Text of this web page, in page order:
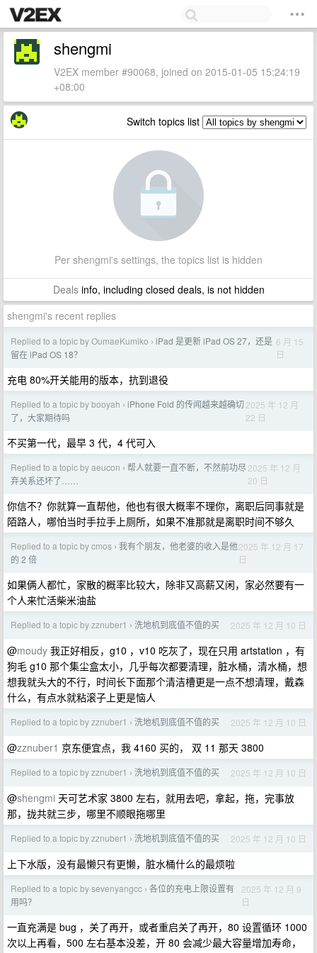
shengmi
V2EX member #90068, joined on 2015-01-05 15:24:19
+08:00
Switch topics list
Per shengmi's settings, the topics list is hidden
Dealsinfo, including closed deals, is not hidden
shengmi's recent replies
Replied to a topic by OumaeKumiko › iPad 是更新 iPad OS 27，还是
留在 iPad OS 18？
6 月 15
日
充电 80%开关能用的版本，抗到退役
Replied to a topic by booyah › iPhone Fold 的传闻越来越确切
了，大家期待吗
2025 年 12 月
22 日
不买第一代，最早 3 代，4 代可入
Replied to a topic by aeucon › 帮人就要一直不断，不然前功尽
弃关系还坏了……
2025 年 12 月
20 日
你信不？你就算一直帮他，他也有很大概率不理你，离职后同事就是
陌路人，哪怕当时手拉手上厕所，如果不准那就是离职时间不够久
Replied to a topic by cmos › 我有个朋友，他老婆的收入是他
的 2 倍
2025 年 12 月 17
日
如果俩人都忙，家散的概率比较大，除非又高薪又闲，家必然要有一
个人来忙活柴米油盐
Replied to a topic by zznuber1 › 洗地机到底值不值的买 2025 年 12 月 10 日
@moudy 我正好相反，g10 ，v10 吃灰了，现在只用 artstation ，有
狗毛 g10 那个集尘盒太小，几乎每次都要清理，脏水桶，清水桶，想
想我就头大的不行，时间长下面那个清洁槽更是一点不想清理，戴森
什么，有点水就粘滚子上更是恼人
Replied to a topic by zznuber1 › 洗地机到底值不值的买 2025 年 12 月 10 日
@zznuber1 京东便宜点，我 4160 买的， 双 11 那天 3800
Replied to a topic by zznuber1 › 洗地机到底值不值的买 2025 年 12 月 10 日
@shengmi 天可艺术家 3800 左右，就用去吧，拿起，拖，完事放
那，拢共就三步，哪里不顺眼拖哪里
Replied to a topic by zznuber1 › 洗地机到底值不值的买 2025 年 12 月 10 日
上下水版，没有最懒只有更懒，脏水桶什么的最烦啦
Replied to a topic by sevenyangcc › 各位的充电上限设置有
用吗？
2025 年 12 月 9
日
一直充满是 bug ，关了再开，或者重启关了再开，80 设置循环 1000
次以上再看，500 左右基本没差，开 80 会减少最大容量增加寿命，